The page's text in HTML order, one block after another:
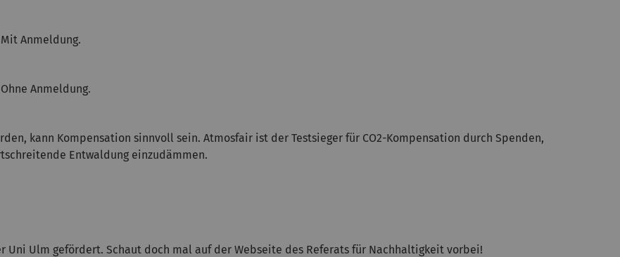
Anmeldung.
Anmeldung.
kann Kompensation sinnvoll sein. Atmosfair ist der Testsieger für CO2-Kompensation durch Spenden,
Entwaldung einzudämmen.
Uni Ulm gefördert. Schaut doch mal auf der Webseite des Referats für Nachhaltigkeit vorbei!